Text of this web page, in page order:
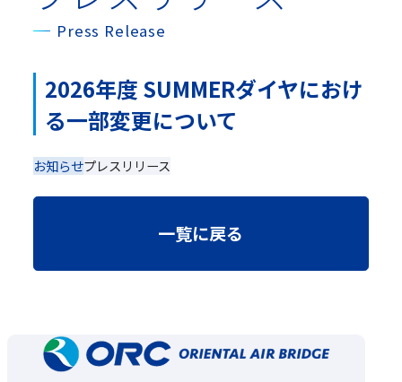
Press Release
2026年度 SUMMERダイヤにおけ
る一部変更について
お知らせプレスリリース
一覧に戻る